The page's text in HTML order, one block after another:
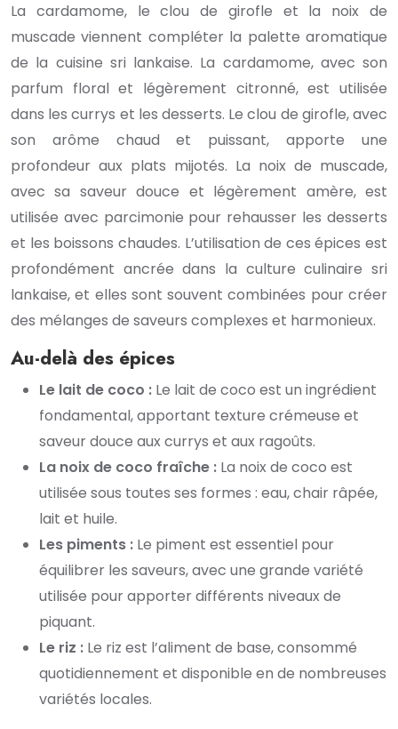
La cardamome, le clou de girofle et la noix de
muscade viennent compléter la palette aromatique
de la cuisine sri lankaise. La cardamome, avec son
parfum floral et légèrement citronné, est utilisée
dans les currys et les desserts. Le clou de girofle, avec
son arôme chaud et puissant, apporte une
profondeur aux plats mijotés. La noix de muscade,
avec sa saveur douce et légèrement amère, est
utilisée avec parcimonie pour rehausser les desserts
et les boissons chaudes. L’utilisation de ces épices est
profondément ancrée dans la culture culinaire sri
lankaise, et elles sont souvent combinées pour créer
des mélanges de saveurs complexes et harmonieux.
Au-delà des épices
Le lait de coco : Le lait de coco est un ingrédient
fondamental, apportant texture crémeuse et
saveur douce aux currys et aux ragoûts.
La noix de coco fraîche : La noix de coco est
utilisée sous toutes ses formes : eau, chair râpée,
lait et huile.
Les piments : Le piment est essentiel pour
équilibrer les saveurs, avec une grande variété
utilisée pour apporter différents niveaux de
piquant.
Le riz : Le riz est l’aliment de base, consommé
quotidiennement et disponible en de nombreuses
variétés locales.